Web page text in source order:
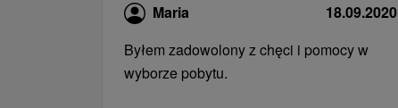
Maria
18.09.2020
Byłem zadowolony z chęci i pomocy w
wyborze pobytu.